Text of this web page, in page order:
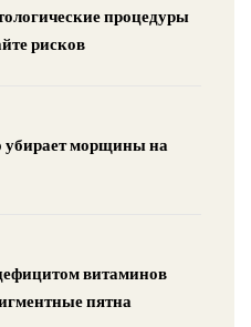
процедуры
рисков
убирает морщины на
витаминов
пятна